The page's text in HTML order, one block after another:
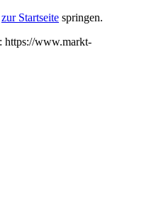
zur Startseite springen.
https://www.markt-